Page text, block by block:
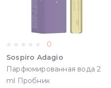
0
Sospiro Adagio
Парфюмированная вода 2
ml Пробник